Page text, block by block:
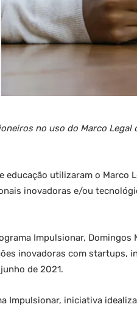
no uso do Marco Legal
utilizaram o Marco
inovadoras e/ou
Impulsionar, Domingos
inovadoras com startups,
de 2021.
Impulsionar, iniciativa